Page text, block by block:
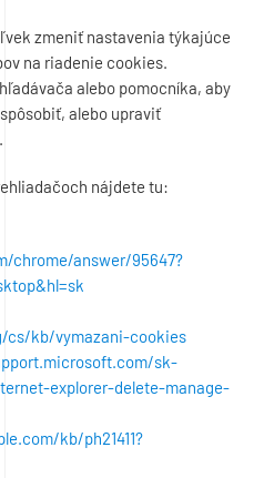
zmeniť nastavenia týkajúce
na riadenie cookies.
alebo pomocníka, aby
alebo upraviť
nájdete tu:
chrome/answer/95647?
cs/kb/vymazani-cookies
sk-
explorer-delete-manage-
kb/ph21411?